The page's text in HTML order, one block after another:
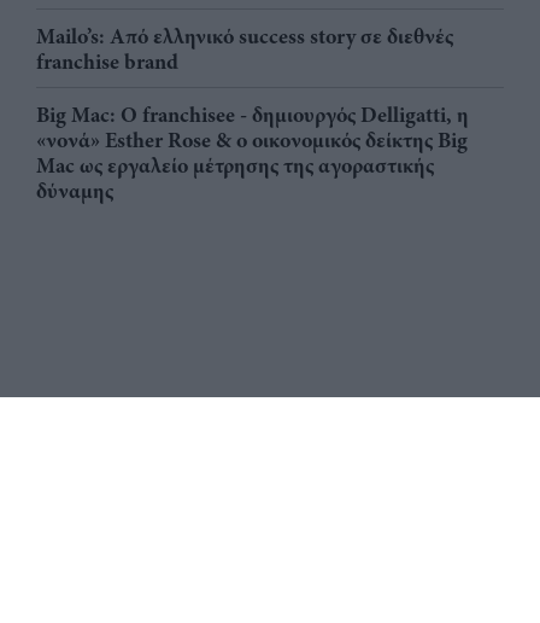
Mailo’s: Από ελληνικό success story σε διεθνές
franchise brand
Big Mac: Ο franchisee - δημιουργός Delligatti, η
«νονά» Esther Rose & ο οικονομικός δείκτης Big
Mac ως εργαλείο μέτρησης της αγοραστικής
δύναμης